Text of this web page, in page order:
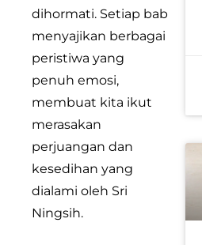
dihormati. Setiap bab
menyajikan berbagai
peristiwa yang
penuh emosi,
membuat kita ikut
merasakan
perjuangan dan
kesedihan yang
dialami oleh Sri
Ningsih.